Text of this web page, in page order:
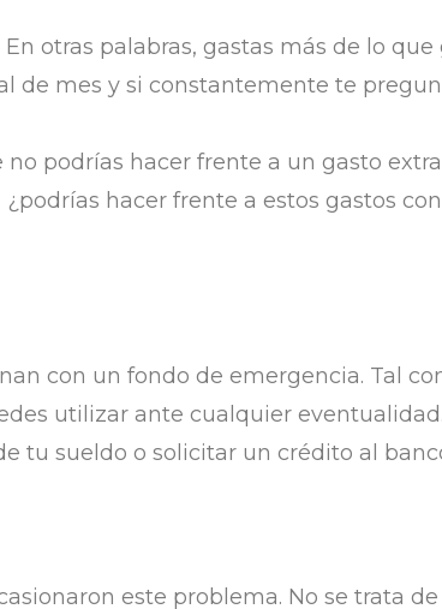
otras palabras, gastas más de lo que
de mes y si constantemente te
podrías hacer frente a un gasto
hacer frente a estos gastos
con un fondo de emergencia. Tal
utilizar ante cualquier eventualidad.
tu sueldo o solicitar un crédito al
este problema. No se trata de